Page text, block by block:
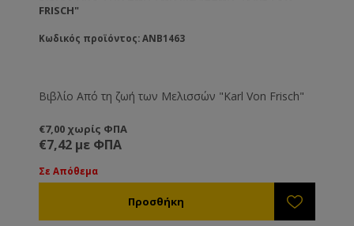
FRISCH"
Κωδικός προϊόντος: ANB1463
Βιβλίο Από τη ζωή των Μελισσών "Karl Von Frisch"
€7,00 χωρίς ΦΠΑ
€7,42 με ΦΠΑ
Σε Απόθεμα